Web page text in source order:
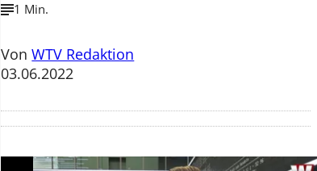
1 Min.
VonWTV Redaktion
03.06.2022